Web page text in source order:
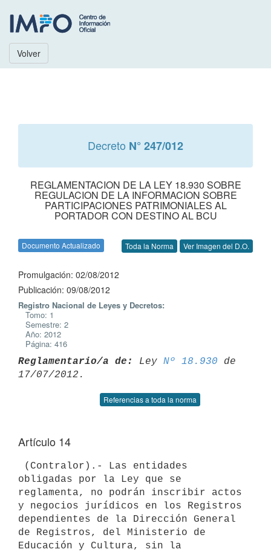
Volver
Decreto N° 247/012
REGLAMENTACION DE LA LEY 18.930 SOBRE
REGULACION DE LA INFORMACION SOBRE
PARTICIPACIONES PATRIMONIALES AL
PORTADOR CON DESTINO AL BCU
Documento Actualizado Toda la Norma Ver Imagen del D.O.
Promulgación: 02/08/2012
Publicación: 09/08/2012
Registro Nacional de Leyes y Decretos:
Tomo: 1
Semestre: 2
Año: 2012
Página: 416
Reglamentario/a de: Ley Nº 18.930 de
Referencias a toda la norma
Artículo 14
obligadas por la Ley que se
reglamenta, no podrán inscribir actos
y negocios jurídicos en los Registros
dependientes de la Dirección General
de Registros, del Ministerio de
Educación y Cultura, sin la